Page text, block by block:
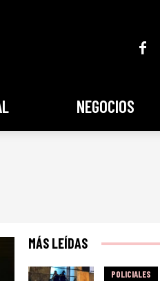
NEGOCIOS
MÁS LEÍDAS
POLICIALES